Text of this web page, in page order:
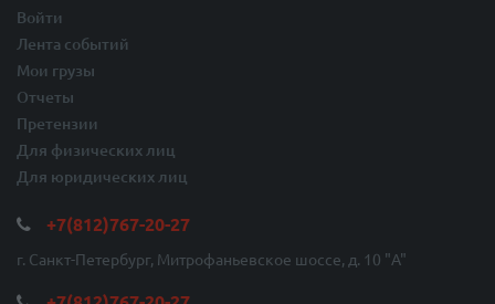
Войти
Лента событий
Мои грузы
Отчеты
Претензии
Для физических лиц
Для юридических лиц
+7(812)767-20-27
г. Санкт-Петербург, Митрофаньевское шоссе, д. 10 "A"